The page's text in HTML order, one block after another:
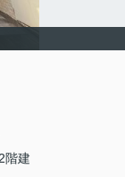
階建